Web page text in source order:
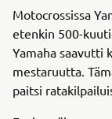
Motocrossissa
etenkin 500-
Yamaha saavutti
mestaruutta.
paitsi